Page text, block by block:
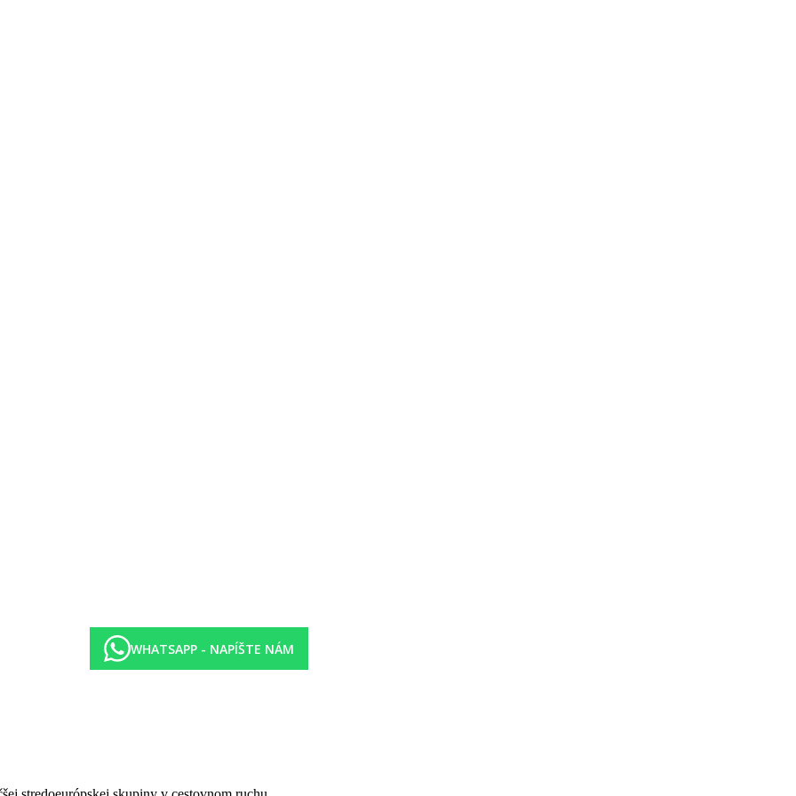
celkom 90 izbami. V hoteli sa nachádza recepcia (prihlásenie je možné od 14:00 hodín, odhlásenie do 12:00 hodín), 2 výťahy,
O blaho hostí sa stará reštaurácia. Novomanželom ponúka hotel obzvlášť romatickú polohu a výhľad a tiež špeciálne pokrmy v
hotel konferenčný priestor s celkom 130 sedadlami a pripojením k internetu. Pohybovo obmedzeným hosťom ponúka ubytovanie
izieb, izbový servis, služba žehlenia bielizne a concierge služba sú zadarmo. Služba prania bielizne a zdravotná služba sú za
menu). Plná penzia zahŕňa raňajky, obedy a večere. Raňajky, obedy a večere iba vo vybraných reštauráciách. All inclusive: raňajky,
Vo vzdialenosti cca 150 m sú ponúkané vodné športy (čiastočne od miestnych poskytovateľov). Ponuka wellness: parný kúpeľ a
Niektoré služby sú závislé od ročného obdobia a od miestnych klimatických podmienok. V tomto hoteli nie je ponúkaný alkohol. Jazyky:
a Visa.
a relaxáciu. Každá izba je vybavená vlastným sociálnym zariadením a kúpeľňou so sprchou alebo vaňou. Izby disponujú aj fénom,
terasou a sú plne klimatizované. V každej izbe je dostupné WiFi pripojenie. Izby Deluxe majú priamy výhľad na more.
WHATSAPP - NAPÍŠTE NÁM